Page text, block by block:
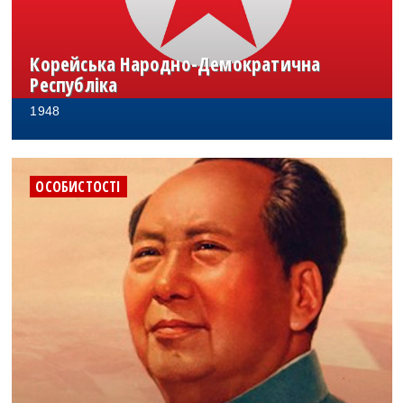
Корейська Народно-Демократична
Республіка
1948
ОСОБИСТОСТІ